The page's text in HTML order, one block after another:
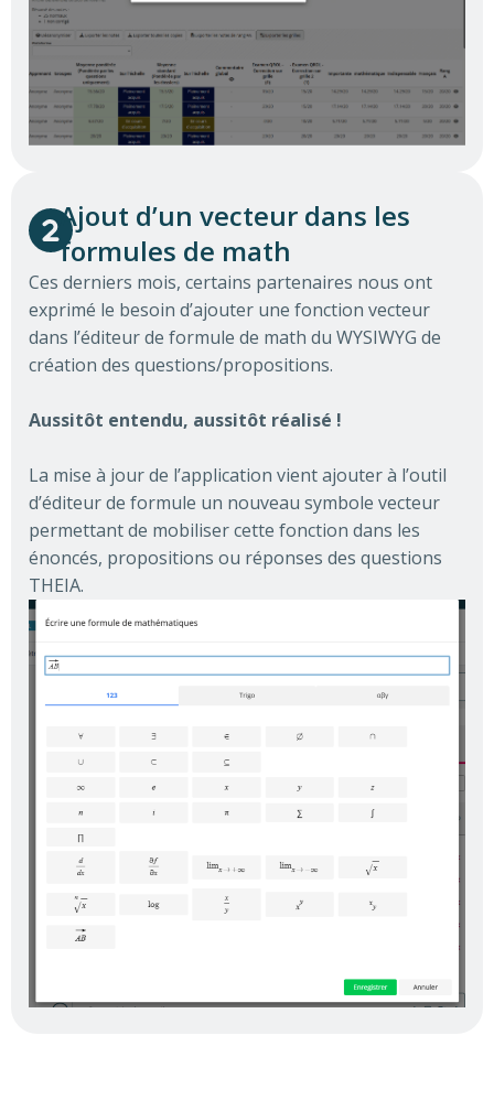
Ajout d’un vecteur dans les
formules de math
Ces derniers mois, certains partenaires nous ont
exprimé le besoin d’ajouter une fonction vecteur
dans l’éditeur de formule de math du WYSIWYG de
création des questions/propositions.
Aussitôt entendu, aussitôt réalisé !
La mise à jour de l’application vient ajouter à l’outil
d’éditeur de formule un nouveau symbole vecteur
permettant de mobiliser cette fonction dans les
énoncés, propositions ou réponses des questions
THEIA.